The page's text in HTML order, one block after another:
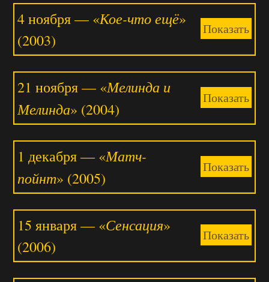
4 ноября — «Кое-что ещё»
(2003)
Показать
21 ноября — «Мелинда и
Мелинда» (2004)
Показать
1 декабря — «Матч-
пойнт» (2005)
Показать
15 января — «Сенсация»
(2006)
Показать